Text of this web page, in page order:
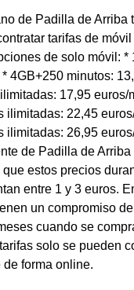
de Padilla de Arriba
tarifas de
de solo móvil: *
4GB+250 minutos:
17,95 euros/
ilimitadas: 22,45
ilimitadas: 26,95
de Padilla de
estos precios
entre 1 y 3 euros.
un compromiso
cuando se
solo se pueden
forma online.